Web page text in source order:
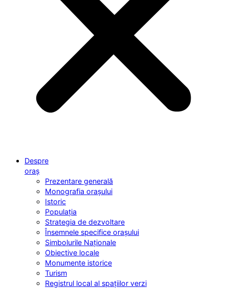
Despre
oraș
Prezentare generală
Monografia orașului
Istoric
Populația
Strategia de dezvoltare
Însemnele specifice orașului
Simbolurile Naționale
Obiective locale
Monumente istorice
Turism
Registrul local al spațiilor verzi